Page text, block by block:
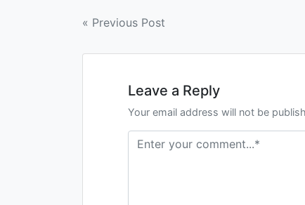
« Previous Post
Leave a Reply
Your email address will not be